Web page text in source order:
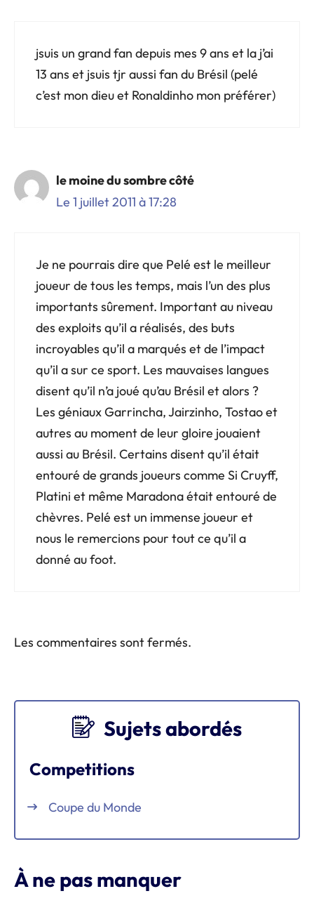
jsuis un grand fan depuis mes 9 ans et la j’ai
13 ans et jsuis tjr aussi fan du Brésil (pelé
c’est mon dieu et Ronaldinho mon préférer)
le moine du sombre côté
Le 1 juillet 2011 à 17:28
Je ne pourrais dire que Pelé est le meilleur
joueur de tous les temps, mais l’un des plus
importants sûrement. Important au niveau
des exploits qu’il a réalisés, des buts
incroyables qu’il a marqués et de l’impact
qu’il a sur ce sport. Les mauvaises langues
disent qu’il n’a joué qu’au Brésil et alors ?
Les géniaux Garrincha, Jairzinho, Tostao et
autres au moment de leur gloire jouaient
aussi au Brésil. Certains disent qu’il était
entouré de grands joueurs comme Si Cruyff,
Platini et même Maradona était entouré de
chèvres. Pelé est un immense joueur et
nous le remercions pour tout ce qu’il a
donné au foot.
Les commentaires sont fermés.
Sujets abordés
Competitions
Coupe du Monde
À ne pas manquer